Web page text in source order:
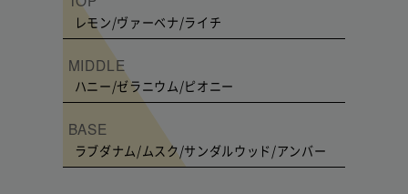
レモン/ヴァーベナ/ライチ
MIDDLE
ハニー/ゼラニウム/ピオニー
BASE
ラブダナム/ムスク/サンダルウッド/アンバー